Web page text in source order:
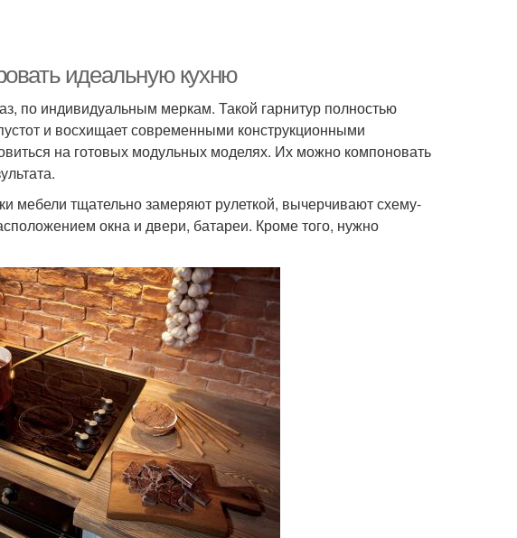
идеальную кухню
по индивидуальным меркам. Такой гарнитур полностью
и восхищает современными конструкционными
на готовых модульных моделях. Их можно компоновать
мебели тщательно замеряют рулеткой, вычерчивают схему-
окна и двери, батареи. Кроме того, нужно